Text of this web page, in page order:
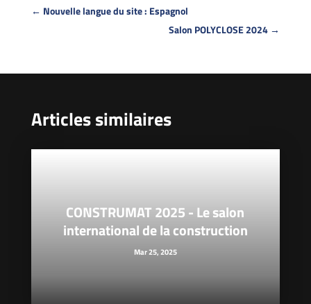
← Nouvelle langue du site : Espagnol
Salon POLYCLOSE 2024 →
Articles similaires
CONSTRUMAT 2025 - Le salon
international de la construction
Mar 25, 2025